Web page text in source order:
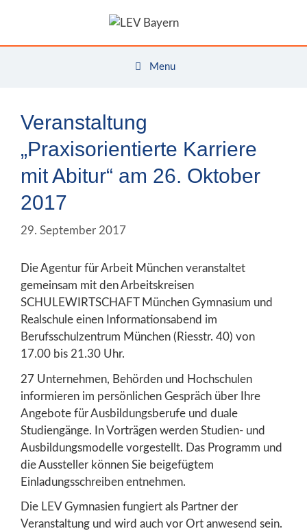
Menu
Veranstaltung
„Praxisorientierte Karriere
mit Abitur“ am 26. Oktober
2017
29. September 2017
Die Agentur für Arbeit München veranstaltet
gemeinsam mit den Arbeitskreisen
SCHULEWIRTSCHAFT München Gymnasium und
Realschule einen Informationsabend im
Berufsschulzentrum München (Riesstr. 40) von
17.00 bis 21.30 Uhr.
27 Unternehmen, Behörden und Hochschulen
informieren im persönlichen Gespräch über Ihre
Angebote für Ausbildungsberufe und duale
Studiengänge. In Vorträgen werden Studien- und
Ausbildungsmodelle vorgestellt. Das Programm und
die Aussteller können Sie beigefügtem
Einladungsschreiben entnehmen.
Die LEV Gymnasien fungiert als Partner der
Veranstaltung und wird auch vor Ort anwesend sein.